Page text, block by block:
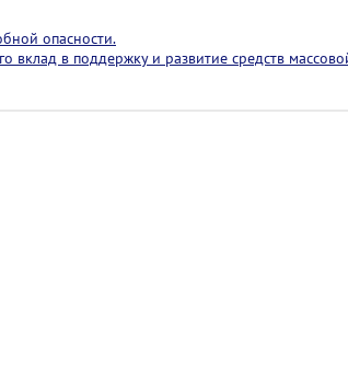
опасности.
вклад в поддержку и развитие средств